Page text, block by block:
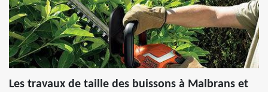
Les travaux de taille des buissons à Malbrans et